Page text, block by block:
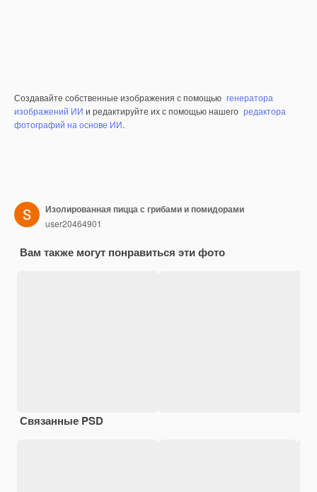
Создавайте собственные изображения с помощью генератора
изображений ИИ и редактируйте их с помощью нашего редактора
фотографий на основе ИИ.
Изолированная пицца с грибами и помидорами
user20464901
Вам также могут понравиться эти фото
Связанные PSD